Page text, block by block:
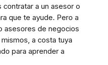
contratar a un asesor o
que te ayude. Pero a
asesores de negocios
a costa tuya
para aprender a